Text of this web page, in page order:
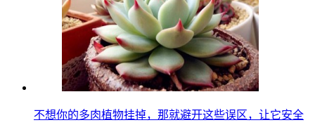
不想你的多肉植物挂掉，那就避开这些误区，让它安全